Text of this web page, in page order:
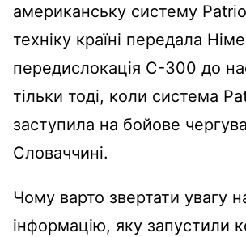
американську систему
техніку країні передала
передислокація С-300 до
тільки тоді, коли система
заступила на бойове
Словаччині.
Чому варто звертати увагу
інформацію, яку запустили